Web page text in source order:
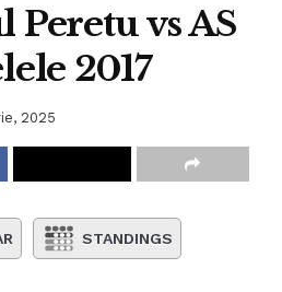
Peretu vs AS
2017
2025
STANDINGS